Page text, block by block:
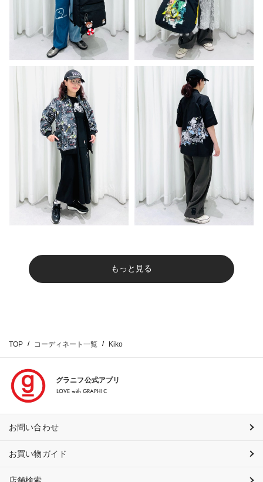
もっと見る
TOP コーディネート一覧 Kiko
グラニフ公式アプリ
LOVE with GRAPHIC
お問い合わせ
お買い物ガイド